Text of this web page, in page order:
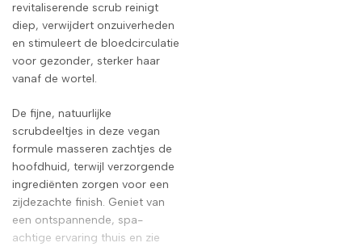
revitaliserende scrub reinigt
diep, verwijdert onzuiverheden
en stimuleert de bloedcirculatie
voor gezonder, sterker haar
vanaf de wortel.
De fijne, natuurlijke
scrubdeeltjes in deze vegan
formule masseren zachtjes de
hoofdhuid, terwijl verzorgende
ingrediënten zorgen voor een
zijdezachte finish. Geniet van
een ontspannende, spa-
achtige ervaring thuis en zie